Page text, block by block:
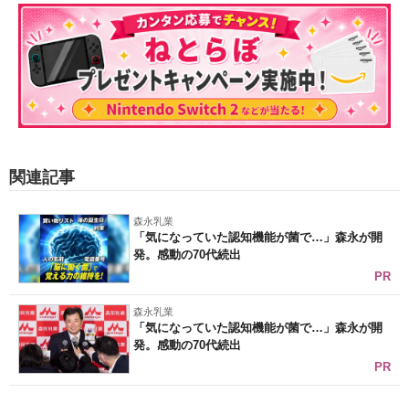
関連記事
森永乳業
「気になっていた認知機能が菌で…」森永が開
発。感動の70代続出
PR
森永乳業
「気になっていた認知機能が菌で…」森永が開
発。感動の70代続出
PR